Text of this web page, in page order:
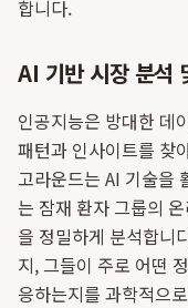
합니다.
AI 기반 시장 분석
인공지능은 방대한 데
패턴과 인사이트를 찾
고라운드는 AI 기술을
는 잠재 환자 그룹의
을 정밀하게 분석합니
지, 그들이 주로 어떤
응하는지를 과학적으